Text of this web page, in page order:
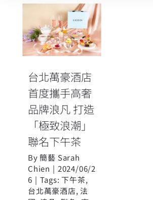
台北萬豪酒店
首度攜手高奢
品牌浪凡 打造
「極致浪潮」
聯名下午茶
台北萬豪酒店
首度攜手高奢
品牌浪凡 打造
「極致浪潮」
聯名下午茶
By簡藝 Sarah
Chien | 2024/06/2
6 | Tags: 下午茶,
台北萬豪酒店,法